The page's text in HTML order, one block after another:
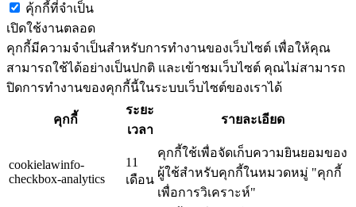
คุ้กกี้ที่จำเป็น
เปิดใช้งานตลอด
คุกกี้มีความจำเป็นสำหรับการทำงานของเว็บไซต์ เพื่อให้คุณ
สามารถใช้ได้อย่างเป็นปกติ และเข้าชมเว็บไซต์ คุณไม่สามารถ
ปิดการทำงานของคุกกี้นี้ในระบบเว็บไซต์ของเราได้
คุกกี้
ระยะ
เวลา
รายละเอียด
cookielawinfo-
checkbox-analytics
11
เดือน
คุกกี้ใช้เพื่อจัดเก็บความยินยอมของ
ผู้ใช้สำหรับคุกกี้ในหมวดหมู่ "คุกกี้
เพื่อการวิเคราะห์"